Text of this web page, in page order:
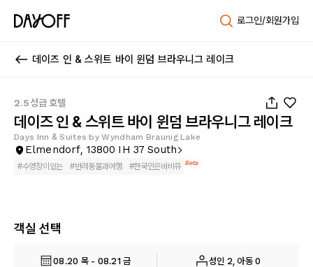
로그인/회원가입
데이즈 인 & 스위트 바이 윈덤 브라우니그 레이크
2.5성급 호텔
데이즈 인 & 스위트 바이 윈덤 브라우니그 레이크
Days Inn & Suites by Wyndham Braunig Lake
Elmendorf, 13800 IH 37 South
#수영장이있는 #반려동물과여행 #한국인은바비큐 Beta
객실 선택
08.20 목 - 08.21 금 성인 2, 아동 0